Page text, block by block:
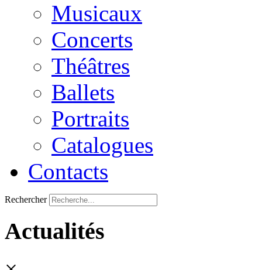
Musicaux
Concerts
Théâtres
Ballets
Portraits
Catalogues
Contacts
Rechercher
Actualités